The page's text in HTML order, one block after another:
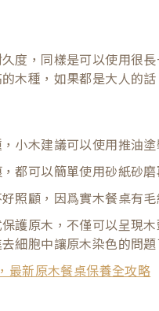
度，同樣是可以使用很
木種，如果都是大人的
小木建議可以使用推油
都可以簡單使用砂紙砂
照顧，因爲實木餐桌有
護原木，不僅可以呈現
細胞中讓原木染色的問題
最新原木餐桌保養全攻略